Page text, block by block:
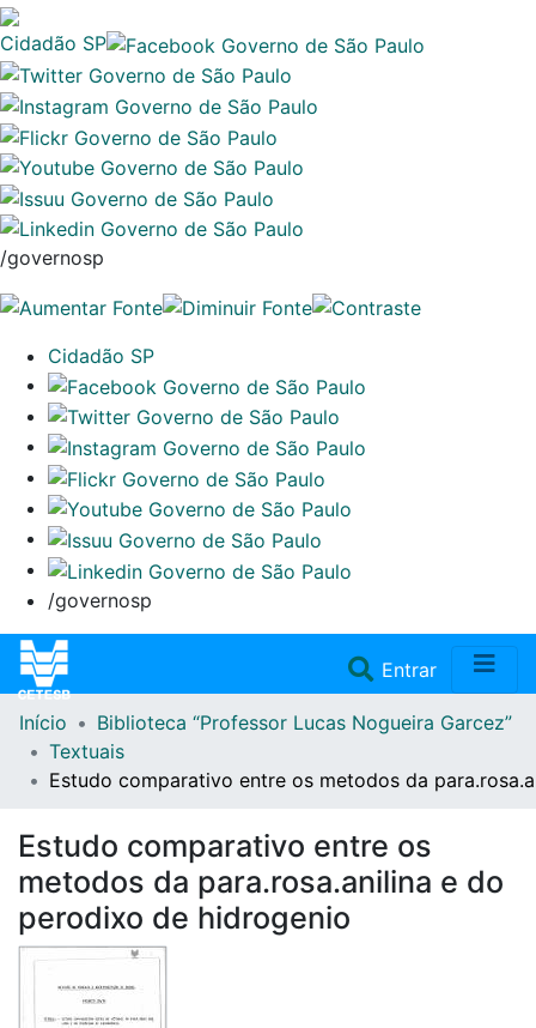
Cidadão SP
/governosp
Cidadão SP
/governosp
Entrar(current)
Home
Repositório
Doações/Aquisições
Fale Conosco
Início
Biblioteca “Professor Lucas Nogueira Garcez”
Textuais
Estudo comparativo entre os metodos da
Estudo comparativo entre os
metodos da para.rosa.anilina e do
perodixo de hidrogenio